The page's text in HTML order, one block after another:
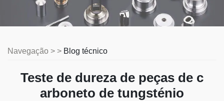
Navegação > > Blog técnico
Teste de dureza de peças de c
arboneto de tungsténio